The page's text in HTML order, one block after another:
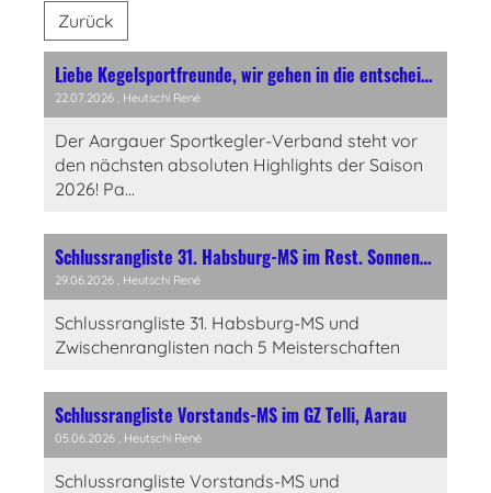
Zurück
Liebe Kegelsportfreunde, wir gehen in die entscheidende Phase
22.07.2026 , Heutschi René
Der Aargauer Sportkegler-Verband steht vor
den nächsten absoluten Highlights der Saison
2026! Pa...
Schlussrangliste 31. Habsburg-MS im Rest. Sonnenberg, Brugg
29.06.2026 , Heutschi René
Schlussrangliste 31. Habsburg-MS und
Zwischenranglisten nach 5 Meisterschaften
Schlussrangliste Vorstands-MS im GZ Telli, Aarau
05.06.2026 , Heutschi René
Schlussrangliste Vorstands-MS und